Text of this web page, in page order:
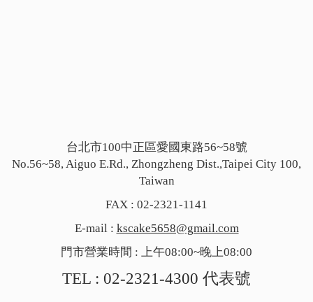
台北市100中正區愛國東路56~58號
No.56~58, Aiguo E.Rd., Zhongzheng Dist.,Taipei City 100,
Taiwan
FAX : 02-2321-1141
E-mail : kscake5658@gmail.com
門市營業時間 : 上午08:00~晚上08:00
TEL : 02-2321-4300 代表號